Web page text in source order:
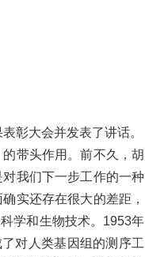
彰大会并发表了讲话。
带头作用。前不久，胡
我们下一步工作的一种
实还存在很大的差距，
学和生物技术。1953年
对人类基因组的测序工